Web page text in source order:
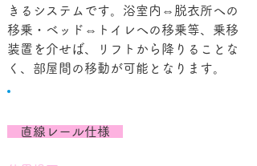
きるシステムです。浴室内⇔脱衣所への
移乗・ベッド⇔トイレへの移乗等、乗移
装置を介せば、リフトから降りることな
く、部屋間の移動が可能となります。
直線レール仕様